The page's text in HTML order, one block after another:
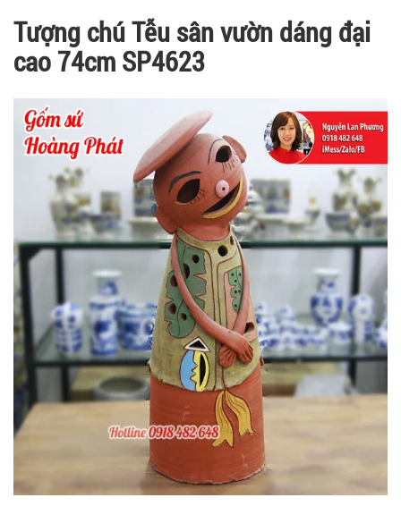
Tượng chú Tễu sân vườn dáng đại
cao 74cm SP4623